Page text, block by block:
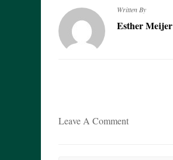
Written By
Esther Meijer
Leave A Comment